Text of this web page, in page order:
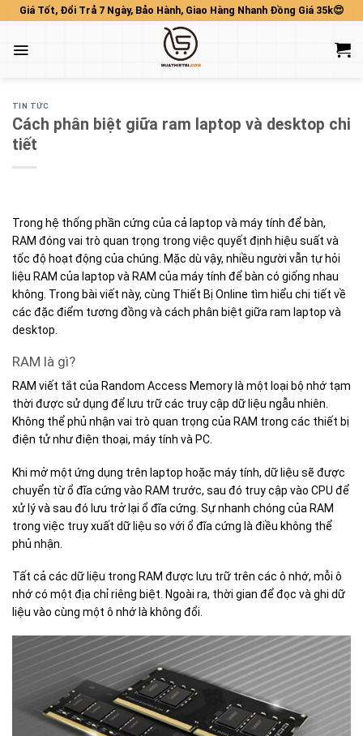
Skip
content
Giá Tốt, Đổi Trả 7 Ngày, Bảo Hành, Giao Hàng Nhanh Đồng Giá 35k😍
TIN TỨC
Cách phân biệt giữa ram laptop và desktop chi
tiết
Trong hệ thống phần cứng của cả laptop và máy tính để bàn,
RAM đóng vai trò quan trọng trong việc quyết định hiệu suất và
tốc độ hoạt động của chúng. Mặc dù vậy, nhiều người vẫn tự hỏi
liệu RAM của laptop và RAM của máy tính để bàn có giống nhau
không. Trong bài viết này, cùng Thiết Bị Online tìm hiểu chi tiết về
các đặc điểm tương đồng và cách phân biệt giữa ram laptop và
desktop.
RAM là gì?
RAM viết tắt của Random Access Memory là một loại bộ nhớ tạm
thời được sử dụng để lưu trữ các truy cập dữ liệu ngẫu nhiên.
Không thể phủ nhận vai trò quan trọng của RAM trong các thiết bị
điện tử như điện thoại, máy tính và PC.
Khi mở một ứng dụng trên laptop hoặc máy tính, dữ liệu sẽ được
chuyển từ ổ đĩa cứng vào RAM trước, sau đó truy cập vào CPU để
xử lý và sau đó lưu trở lại ổ đĩa cứng. Sự nhanh chóng của RAM
trong việc truy xuất dữ liệu so với ổ đĩa cứng là điều không thể
phủ nhận.
Tất cả các dữ liệu trong RAM được lưu trữ trên các ô nhớ, mỗi ô
nhớ có một địa chỉ riêng biệt. Ngoài ra, thời gian để đọc và ghi dữ
liệu vào cùng một ô nhớ là không đổi.